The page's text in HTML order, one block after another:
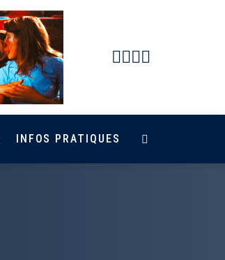
Facebook
Instagram
Youtube
Newsletter
INFOS PRATIQUES